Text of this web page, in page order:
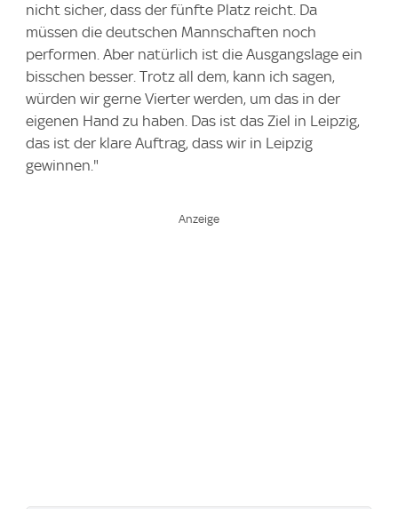
nicht sicher, dass der fünfte Platz reicht. Da
müssen die deutschen Mannschaften noch
performen. Aber natürlich ist die Ausgangslage ein
bisschen besser. Trotz all dem, kann ich sagen,
würden wir gerne Vierter werden, um das in der
eigenen Hand zu haben. Das ist das Ziel in Leipzig,
das ist der klare Auftrag, dass wir in Leipzig
gewinnen."